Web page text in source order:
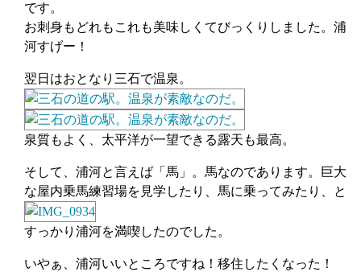
です。
お刺身もどれもこれも美味しくてびっくりしました。浦
河すげー！
翌日はおとなり三石で温泉。
泉質もよく、太平洋が一望できる露天も最高。
そして、浦河と言えば「馬」。馬なのであります。巨大
な屋内乗馬練習場を見学したり、馬に乗ってみたり、と
すっかり浦河を満喫したのでした。
いやぁ、浦河いいところですね！移住したくなった！